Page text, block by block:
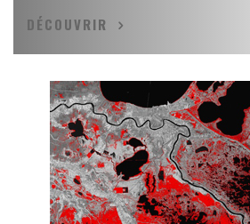
DÉCOUVRIR